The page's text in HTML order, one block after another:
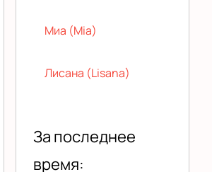
Миа (Mia)
Лисана (Lisana)
За последнее
время: